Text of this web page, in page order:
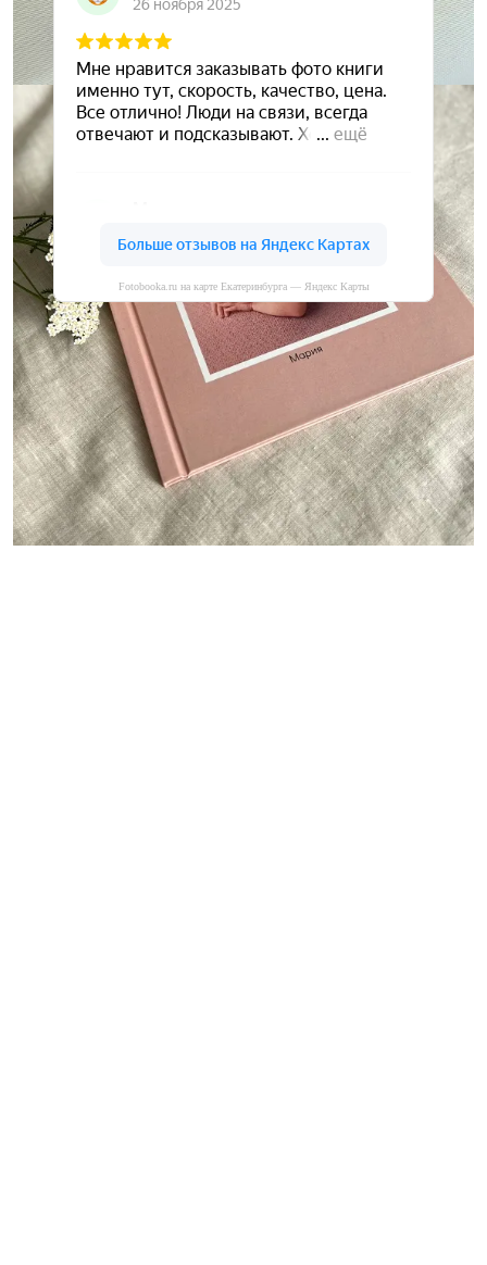
Fotobooka.ru на карте Екатеринбурга — Яндекс Карты
Сохраните ваши воспоминания
А мы вам в этом поможем